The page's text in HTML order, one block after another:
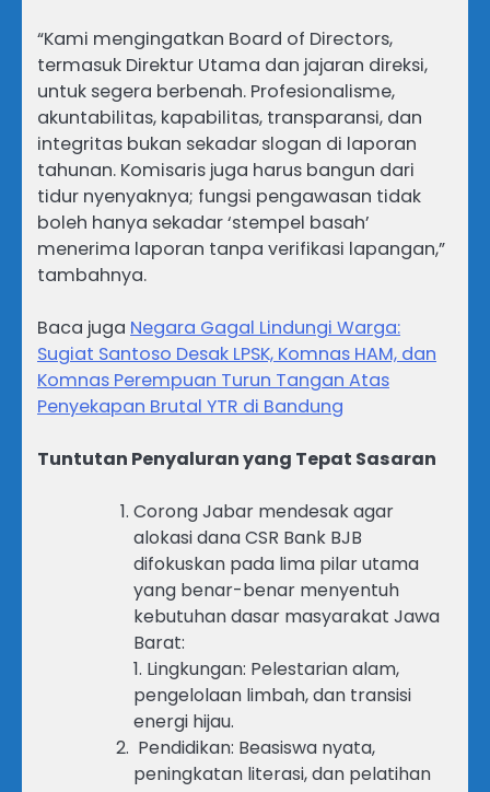
“Kami mengingatkan Board of Directors,
termasuk Direktur Utama dan jajaran direksi,
untuk segera berbenah. Profesionalisme,
akuntabilitas, kapabilitas, transparansi, dan
integritas bukan sekadar slogan di laporan
tahunan. Komisaris juga harus bangun dari
tidur nyenyaknya; fungsi pengawasan tidak
boleh hanya sekadar ‘stempel basah’
menerima laporan tanpa verifikasi lapangan,”
tambahnya.
Baca juga Negara Gagal Lindungi Warga:
Sugiat Santoso Desak LPSK, Komnas HAM, dan
Komnas Perempuan Turun Tangan Atas
Penyekapan Brutal YTR di Bandung
Tuntutan Penyaluran yang Tepat Sasaran
Corong Jabar mendesak agar
alokasi dana CSR Bank BJB
difokuskan pada lima pilar utama
yang benar-benar menyentuh
kebutuhan dasar masyarakat Jawa
Barat:
1. Lingkungan: Pelestarian alam,
pengelolaan limbah, dan transisi
energi hijau.
Pendidikan: Beasiswa nyata,
peningkatan literasi, dan pelatihan